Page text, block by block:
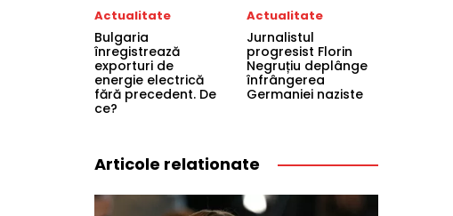
Actualitate
Bulgaria
înregistrează
exporturi de
energie electrică
fără precedent. De
ce?
Actualitate
Jurnalistul
progresist Florin
Negruțiu deplânge
înfrângerea
Germaniei naziste
Articole relationate